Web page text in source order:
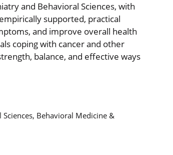
and Behavioral Sciences, with
supported, practical
and improve overall health
coping with cancer and other
balance, and effective ways
Behavioral Medicine &